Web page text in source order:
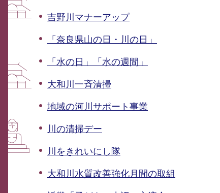
吉野川マナーアップ
「奈良県山の日・川の日」
「水の日」「水の週間」
大和川一斉清掃
地域の河川サポート事業
川の清掃デー
川をきれいにし隊
大和川水質改善強化月間の取組